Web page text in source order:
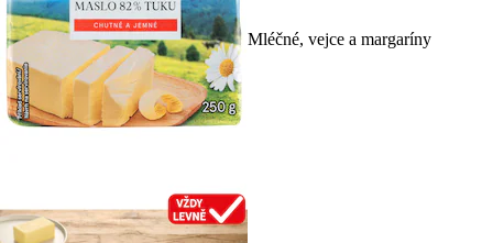
Mléčné, vejce a margaríny